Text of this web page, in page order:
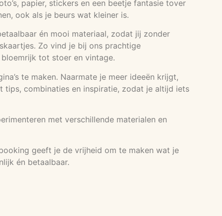
papier, stickers en een beetje fantasie tover
ook als je beurs wat kleiner is.
én mooi materiaal, zodat jij zonder
Zo vind je bij ons prachtige
tot stoer en vintage.
te maken. Naarmate je meer ideeën krijgt,
tips, combinaties en inspiratie, zodat je altijd iets
met verschillende materialen en
geeft je de vrijheid om te maken wat je
én betaalbaar.